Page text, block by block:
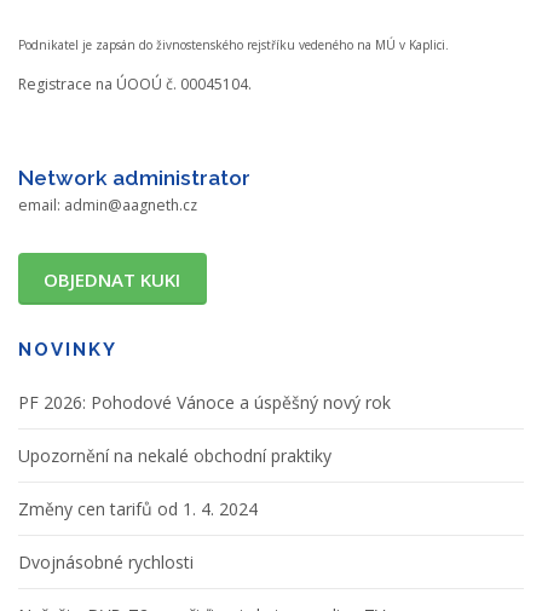
Podnikatel je zapsán do živnostenského rejstříku vedeného na MÚ v Kaplici.
Registrace na ÚOOÚ č. 00045104.
Network administrator
email: admin@aagneth.cz
OBJEDNAT KUKI
NOVINKY
PF 2026: Pohodové Vánoce a úspěšný nový rok
Upozornění na nekalé obchodní praktiky
Změny cen tarifů od 1. 4. 2024
Dvojnásobné rychlosti